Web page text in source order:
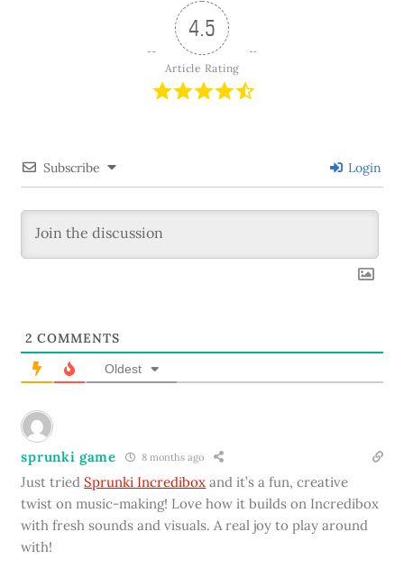
4.5
Article Rating
Subscribe Login
2 COMMENTS
Oldest
sprunki game 8 months ago
Just triedSprunki Incredibox and it’s a fun, creative
twist on music-making! Love how it builds on Incredibox
with fresh sounds and visuals. A real joy to play around
with!